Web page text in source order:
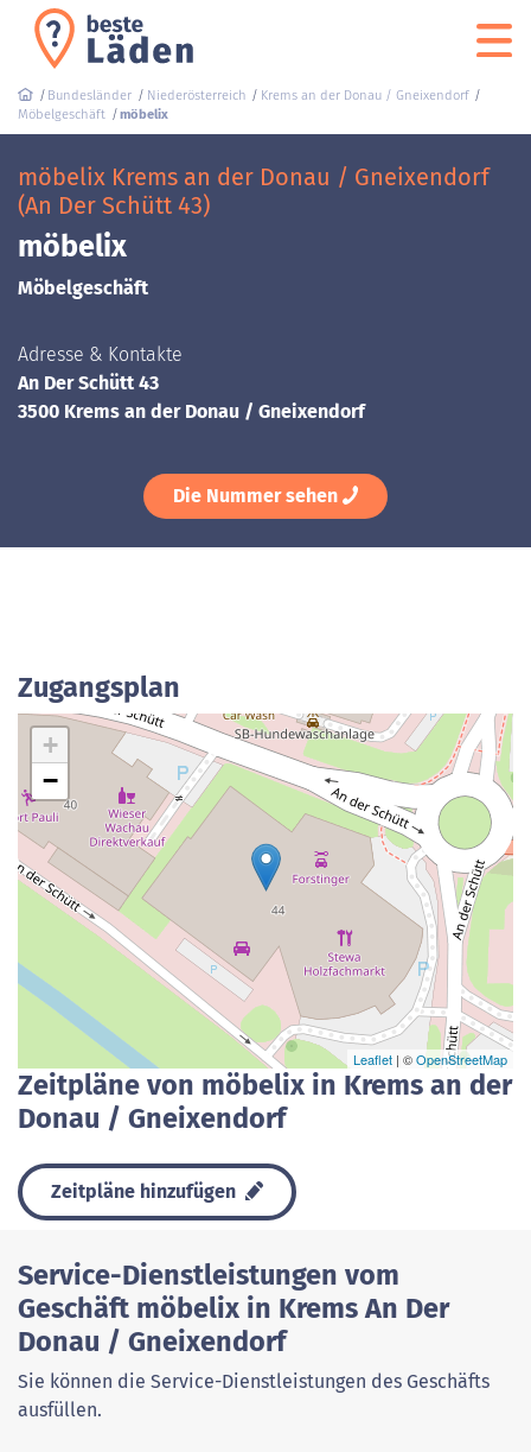
Bundesländer Niederösterreich
Krems an der Donau / Gneixendorf
Möbelgeschäft
möbelix
möbelix Krems an der Donau / Gneixendorf
(An Der Schütt 43)
möbelix
Möbelgeschäft
Adresse & Kontakte
An Der Schütt 43
3500 Krems an der Donau / Gneixendorf
Die Nummer sehen
Zugangsplan
+
−
Leaflet | ©OpenStreetMap
Zeitpläne von möbelix in Krems an der
Donau / Gneixendorf
Zeitpläne hinzufügen
Service-Dienstleistungen vom
Geschäft möbelix in Krems An Der
Donau / Gneixendorf
Sie können die Service-Dienstleistungen des Geschäfts
ausfüllen.